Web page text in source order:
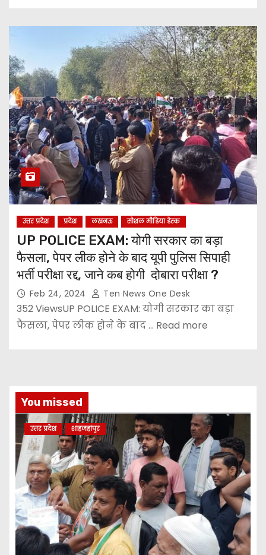
उत्तर प्रदेश प्रदेश लखनऊ सोशल मीडिया डेस्क
UP POLICE EXAM: योगी सरकार का बड़ा
फैसला, पेपर लीक होने के बाद यूपी पुलिस सिपाही
भर्ती परीक्षा रद्द, जाने कब होगी दोबारा परीक्षा ?
Feb 24, 2024 Ten News One Desk
352 ViewsUP POLICE EXAM: योगी सरकार का बड़ा
फैसला, पेपर लीक होने के बाद ... Read more
You missed
उत्तर प्रदेश शाहजहांपुर